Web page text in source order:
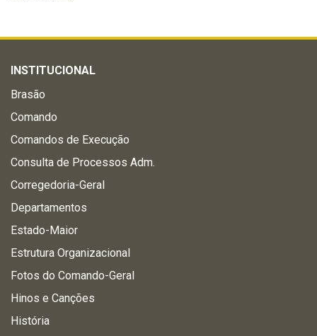
INSTITUCIONAL
Brasão
Comando
Comandos de Execução
Consulta de Processos Adm.
Corregedoria-Geral
Departamentos
Estado-Maior
Estrutura Organizacional
Fotos do Comando-Geral
Hinos e Canções
História